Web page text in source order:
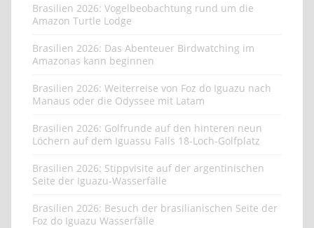
Brasilien 2026: Vogelbeobachtung rund um die
Amazon Turtle Lodge
Brasilien 2026: Das Abenteuer Birdwatching im
Amazonas kann beginnen
Brasilien 2026: Weiterreise von Foz do Iguazu nach
Manaus oder die Odyssee mit Latam
Brasilien 2026: Golfrunde auf den hinteren neun
Löchern auf dem Iguassu Falls 18-Loch-Golfplatz
Brasilien 2026: Stippvisite auf der argentinischen
Seite der Iguazu-Wasserfälle
Brasilien 2026: Besuch der brasilianischen Seite der
Foz do Iguazu Wasserfälle